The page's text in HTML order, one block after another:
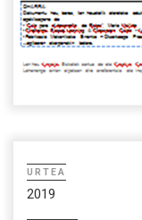
URTEA
2019